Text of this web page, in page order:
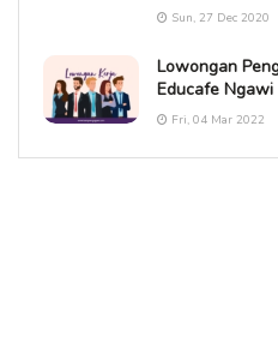
Sun, 27 Dec 2020
Lowongan
Educafe Ngawi
Fri, 04 Mar 2022